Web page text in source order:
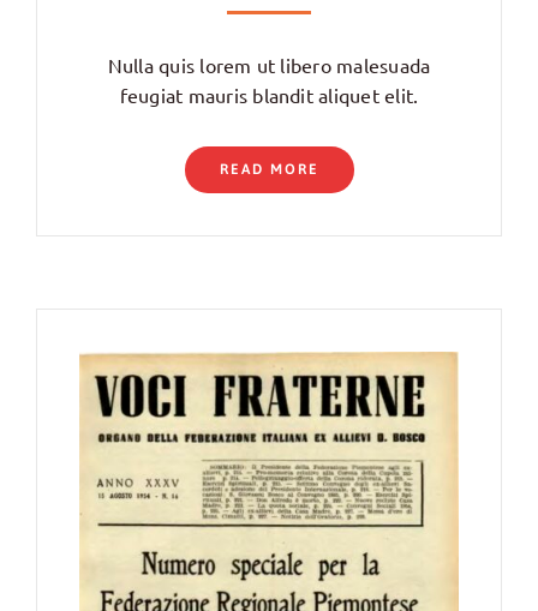
Nulla quis lorem ut libero malesuada
feugiat mauris blandit aliquet elit.
READ MORE